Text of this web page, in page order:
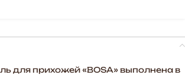
для прихожей «BOSA» выполнена в